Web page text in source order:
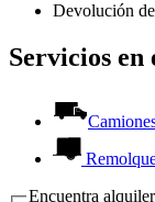
Devolución
Servicios en
Encuentra